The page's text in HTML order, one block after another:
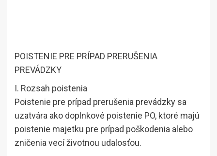
POISTENIE PRE PRÍPAD PRERUŠENIA
PREVÁDZKY
I. Rozsah poistenia
Poistenie pre prípad prerušenia prevádzky sa
uzatvára ako doplnkové poistenie PO, ktoré majú
poistenie majetku pre prípad poškodenia alebo
zničenia vecí životnou udalosťou.